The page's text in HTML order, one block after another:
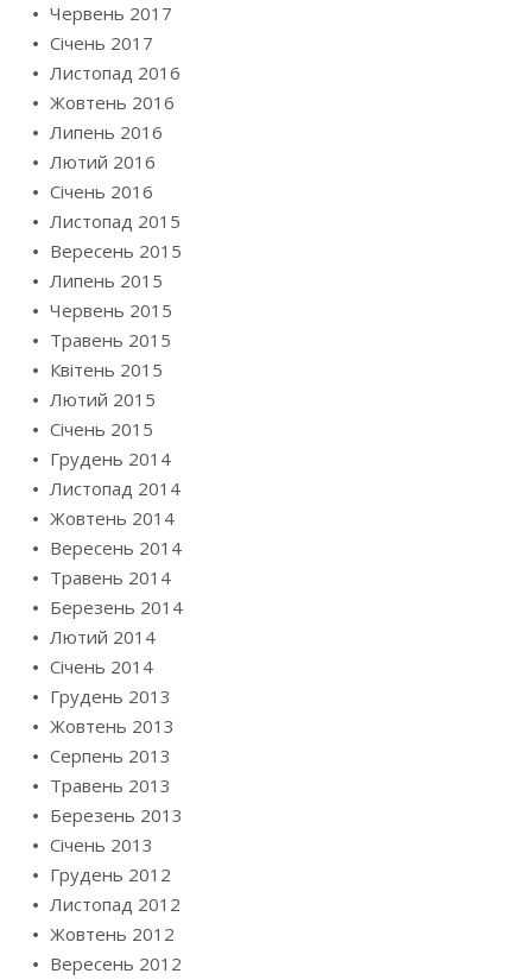
Червень 2017
Січень 2017
Листопад 2016
Жовтень 2016
Липень 2016
Лютий 2016
Січень 2016
Листопад 2015
Вересень 2015
Липень 2015
Червень 2015
Травень 2015
Квітень 2015
Лютий 2015
Січень 2015
Грудень 2014
Листопад 2014
Жовтень 2014
Вересень 2014
Травень 2014
Березень 2014
Лютий 2014
Січень 2014
Грудень 2013
Жовтень 2013
Серпень 2013
Травень 2013
Березень 2013
Січень 2013
Грудень 2012
Листопад 2012
Жовтень 2012
Вересень 2012